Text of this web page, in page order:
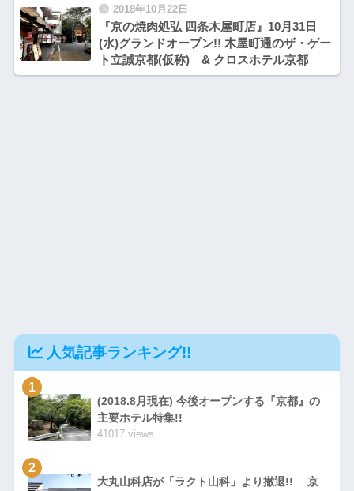
2018年10月22日
『京の焼肉処弘 四条木屋町店』10月31日
(水)グランドオープン!! 木屋町通のザ・ゲー
ト立誠京都(仮称) & クロスホテル京都
人気記事ランキング!!
1
(2018.8月現在) 今後オープンする『京都』の
主要ホテル特集!!
41017 views
2
大丸山科店が「ラクト山科」より撤退!! 京